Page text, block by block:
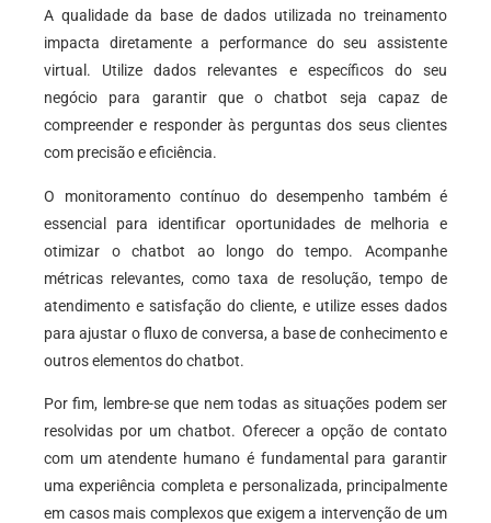
A qualidade da base de dados utilizada no treinamento
impacta diretamente a performance do seu assistente
virtual. Utilize dados relevantes e específicos do seu
negócio para garantir que o chatbot seja capaz de
compreender e responder às perguntas dos seus clientes
com precisão e eficiência.
O monitoramento contínuo do desempenho também é
essencial para identificar oportunidades de melhoria e
otimizar o chatbot ao longo do tempo. Acompanhe
métricas relevantes, como taxa de resolução, tempo de
atendimento e satisfação do cliente, e utilize esses dados
para ajustar o fluxo de conversa, a base de conhecimento e
outros elementos do chatbot.
Por fim, lembre-se que nem todas as situações podem ser
resolvidas por um chatbot. Oferecer a opção de contato
com um atendente humano é fundamental para garantir
uma experiência completa e personalizada, principalmente
em casos mais complexos que exigem a intervenção de um